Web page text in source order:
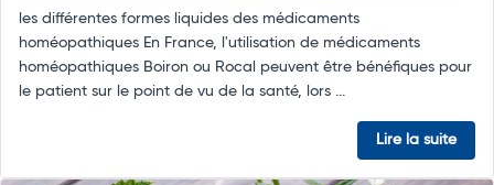
les différentes formes liquides des médicaments
homéopathiques En France, l'utilisation de médicaments
homéopathiques Boiron ou Rocal peuvent être bénéfiques pour
le patient sur le point de vu de la santé, lors ...
Lire la suite